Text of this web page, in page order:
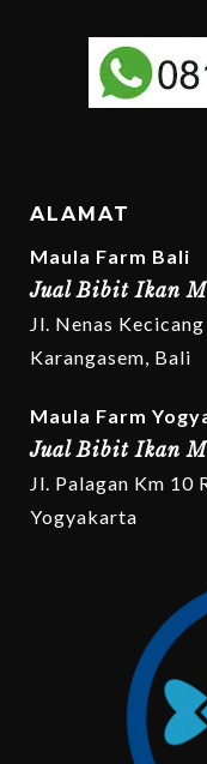
ALAMAT
Maula Farm Bali
Jual Bibit Ikan
Jl. Nenas
Karangasem, Bali
Maula Farm
Jual Bibit Ikan
Jl. Palagan Km 10
Yogyakarta